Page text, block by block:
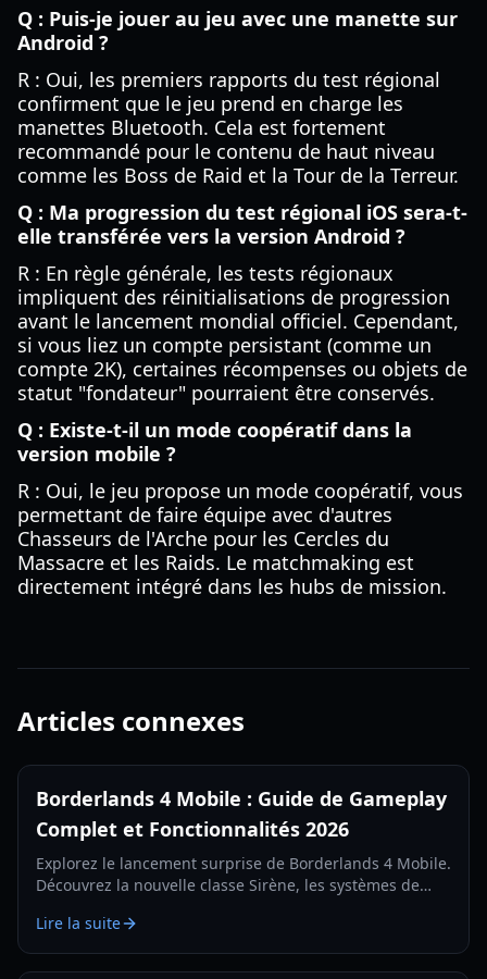
Q : Puis-je jouer au jeu avec une manette sur
Android ?
R : Oui, les premiers rapports du test régional
confirment que le jeu prend en charge les
manettes Bluetooth. Cela est fortement
recommandé pour le contenu de haut niveau
comme les Boss de Raid et la Tour de la Terreur.
Q : Ma progression du test régional iOS sera-t-
elle transférée vers la version Android ?
R : En règle générale, les tests régionaux
impliquent des réinitialisations de progression
avant le lancement mondial officiel. Cependant,
si vous liez un compte persistant (comme un
compte 2K), certaines récompenses ou objets de
statut "fondateur" pourraient être conservés.
Q : Existe-t-il un mode coopératif dans la
version mobile ?
R : Oui, le jeu propose un mode coopératif, vous
permettant de faire équipe avec d'autres
Chasseurs de l'Arche pour les Cercles du
Massacre et les Raids. Le matchmaking est
directement intégré dans les hubs de mission.
Articles connexes
Borderlands 4 Mobile : Guide de Gameplay
Complet et Fonctionnalités 2026
Explorez le lancement surprise de Borderlands 4 Mobile.
Découvrez la nouvelle classe Sirène, les systèmes de
requises dans notre guide complet de 2026.
Lire la suite